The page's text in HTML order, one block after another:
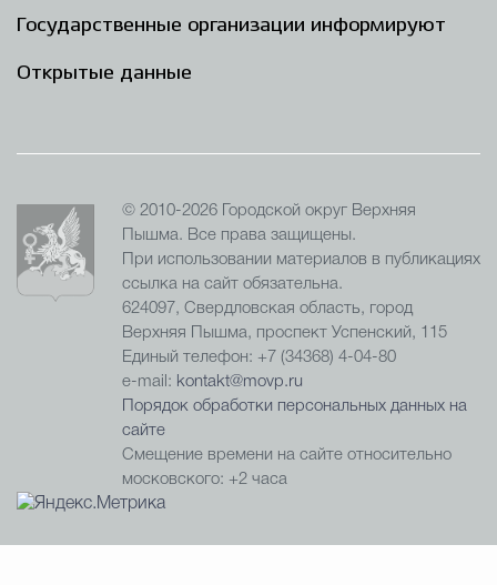
Государственные организации информируют
Открытые данные
© 2010-2026 Городской округ Верхняя
Пышма. Все права защищены.
При использовании материалов в публикациях
ссылка на сайт обязательна.
624097, Свердловская область, город
Верхняя Пышма, проспект Успенский, 115
Единый телефон: +7 (34368) 4-04-80
e-mail: kontakt@movp.ru
Порядок обработки персональных данных на
сайте
Смещение времени на сайте относительно
московского: +2 часа